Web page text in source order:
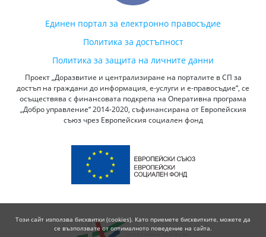
Единен портал за електронно правосъдие
Политика за достъпност
Политика за защита на личните данни
Проект „Доразвитие и централизиране на порталите в СП за
достъп на граждани до информация, е-услуги и е-правосъдие“, се
осъществява с финансовата подкрепа на Оперативна програма
„Добро управление“ 2014-2020, съфинансирана от Европейския
съюз чрез Европейския социален фонд
Този сайт използва бисквитки (cookies). Като приемете бисквитките, можете да
се възползвате от оптималното поведение на сайта.